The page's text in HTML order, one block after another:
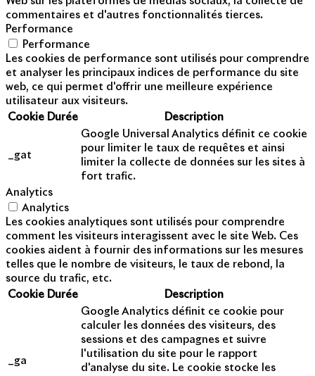
commentaires et d'autres fonctionnalités tierces.
Performance
Performance
Les cookies de performance sont utilisés pour comprendre
et analyser les principaux indices de performance du site
web, ce qui permet d'offrir une meilleure expérience
utilisateur aux visiteurs.
Cookie Durée Description
_gat
Google Universal Analytics définit ce cookie
pour limiter le taux de requêtes et ainsi
limiter la collecte de données sur les sites à
fort trafic.
Analytics
Analytics
Les cookies analytiques sont utilisés pour comprendre
comment les visiteurs interagissent avec le site Web. Ces
cookies aident à fournir des informations sur les mesures
telles que le nombre de visiteurs, le taux de rebond, la
source du trafic, etc.
Cookie Durée Description
_ga
Google Analytics définit ce cookie pour
calculer les données des visiteurs, des
sessions et des campagnes et suivre
l'utilisation du site pour le rapport
d'analyse du site. Le cookie stocke les